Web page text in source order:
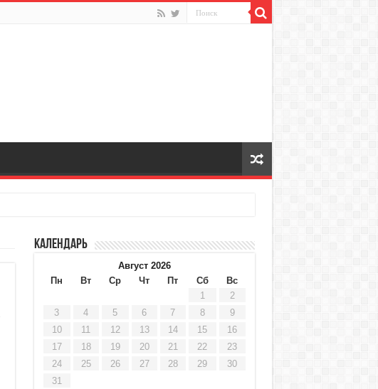
Календарь
Август 2026
Пн
Вт Ср Чт Пт Сб
Вс
1
2
3
4 5 6 7 8
9
10
11 12 13 14 15
16
17
18 19 20 21 22
23
24
25 26 27 28 29
30
31